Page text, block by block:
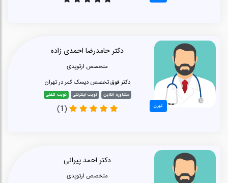
تهران
دکتر حامدرضا احمدی زاده
متخصص ارتوپدی
دکتر فوق تخصص دیسک کمر در تهران
مشاوره آنلاین نوبت اینترنتی نوبت تلفنی
(1)
دکتر احمد پیرانی
متخصص ارتوپدی